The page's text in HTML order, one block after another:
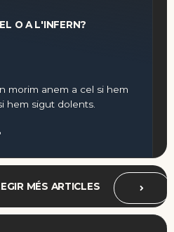
O A L'INFERN?
morim anem a cel si hem
hem sigut dolents.
MÉS ARTICLES